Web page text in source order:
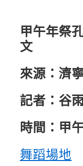
甲午年祭
文
來源：濟
記者：谷
時間：甲
舞蹈場地